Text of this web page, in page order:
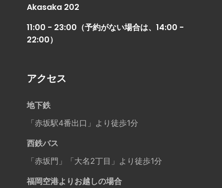
Akasaka 202
11:00 - 23:00（予約がない場合は、14:00 -
22:00）
アクセス
地下鉄
「赤坂駅4番出口」より徒歩1分
西鉄バス
「赤坂門」「大名2丁目」より徒歩1分
福岡空港よりお越しの場合